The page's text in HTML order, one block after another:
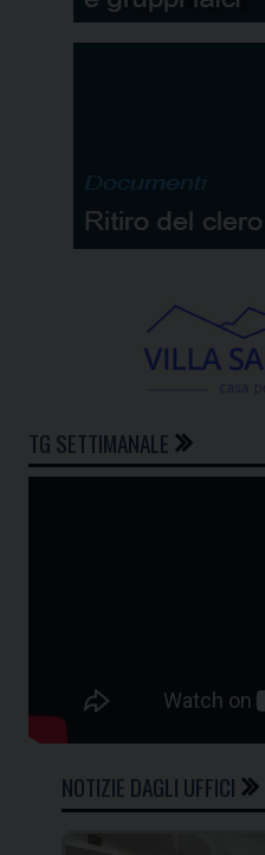
TG SETTIMANALE
NOTIZIE DAGLI UFFICI